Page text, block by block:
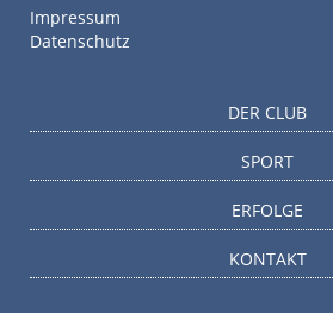
Impressum
Datenschutz
DER CLUB
SPORT
ERFOLGE
KONTAKT